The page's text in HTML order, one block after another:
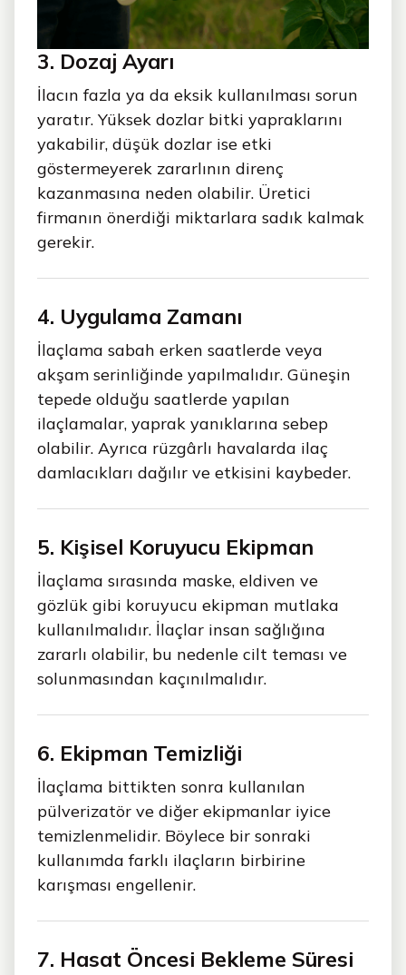
3. Dozaj Ayarı
İlacın fazla ya da eksik kullanılması sorun
yaratır. Yüksek dozlar bitki yapraklarını
yakabilir, düşük dozlar ise etki
göstermeyerek zararlının direnç
kazanmasına neden olabilir. Üretici
firmanın önerdiği miktarlara sadık kalmak
gerekir.
4. Uygulama Zamanı
İlaçlama sabah erken saatlerde veya
akşam serinliğinde yapılmalıdır. Güneşin
tepede olduğu saatlerde yapılan
ilaçlamalar, yaprak yanıklarına sebep
olabilir. Ayrıca rüzgârlı havalarda ilaç
damlacıkları dağılır ve etkisini kaybeder.
5. Kişisel Koruyucu Ekipman
İlaçlama sırasında maske, eldiven ve
gözlük gibi koruyucu ekipman mutlaka
kullanılmalıdır. İlaçlar insan sağlığına
zararlı olabilir, bu nedenle cilt teması ve
solunmasından kaçınılmalıdır.
6. Ekipman Temizliği
İlaçlama bittikten sonra kullanılan
pülverizatör ve diğer ekipmanlar iyice
temizlenmelidir. Böylece bir sonraki
kullanımda farklı ilaçların birbirine
karışması engellenir.
7. Hasat Öncesi Bekleme Süresi